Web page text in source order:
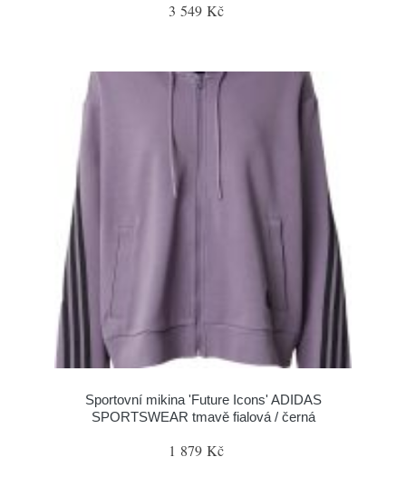
3 549 Kč
Sportovní mikina 'Future Icons' ADIDAS
SPORTSWEAR tmavě fialová / černá
1 879 Kč